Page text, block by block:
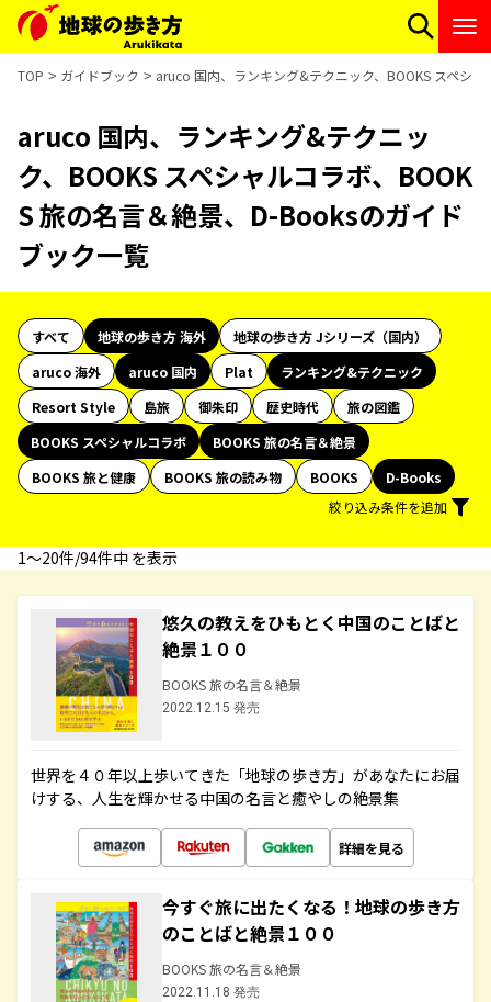
TOP ガイドブック aruco 国内、ランキング&テクニック、BOOKS スペシ
aruco 国内、ランキング&テクニッ
ク、BOOKS スペシャルコラボ、BOOK
S 旅の名言＆絶景、D-Booksのガイド
ブック一覧
すべて 地球の歩き方 海外
地球の歩き方 Jシリーズ（国内）
aruco 海外
aruco 国内 Plat
ランキング&テクニック
Resort Style
島旅 御朱印 歴史時代
旅の図鑑
BOOKS スペシャルコラボ
BOOKS 旅の名言＆絶景
BOOKS 旅と健康
BOOKS 旅の読み物 BOOKS
D-Books
絞り込み条件を追加
1〜20件/94件中 を表示
悠久の教えをひもとく中国のことばと
絶景１００
BOOKS 旅の名言＆絶景
2022.12.15 発売
世界を４０年以上歩いてきた「地球の歩き方」があなたにお届
けする、人生を輝かせる中国の名言と癒やしの絶景集
詳細を見る
今すぐ旅に出たくなる！地球の歩き方
のことばと絶景１００
BOOKS 旅の名言＆絶景
2022.11.18 発売